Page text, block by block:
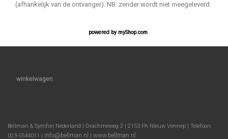
(afhankelijk van de ontvanger). NB. zender wordt niet meegeleverd.
powered by myShop.com
winkelwagen
Bellman & Symfon Nederland | Drachmeweg 2 | 2153 PA Nieuw Vennep | Telefoon:
023-5544011 | info@bellman.nl www.bellman.nl